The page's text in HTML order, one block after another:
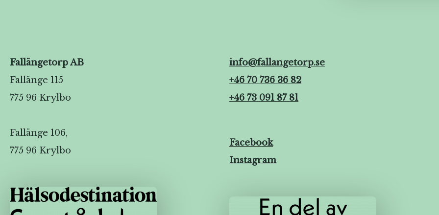
Fallängetorp AB
Fallänge 115
775 96 Krylbo
Fallänge 106,
775 96 Krylbo
info@fallangetorp.se
+46 70 736 36 82
+46 73 091 87 81
Facebook
Instagram